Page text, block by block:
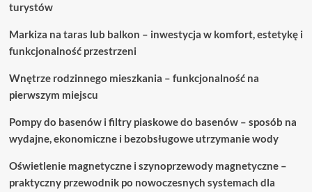
turystów
Markiza na taras lub balkon – inwestycja w komfort, estetykę i
funkcjonalność przestrzeni
Wnętrze rodzinnego mieszkania – funkcjonalność na
pierwszym miejscu
Pompy do basenów i filtry piaskowe do basenów – sposób na
wydajne, ekonomiczne i bezobsługowe utrzymanie wody
Oświetlenie magnetyczne i szynoprzewody magnetyczne –
praktyczny przewodnik po nowoczesnych systemach dla